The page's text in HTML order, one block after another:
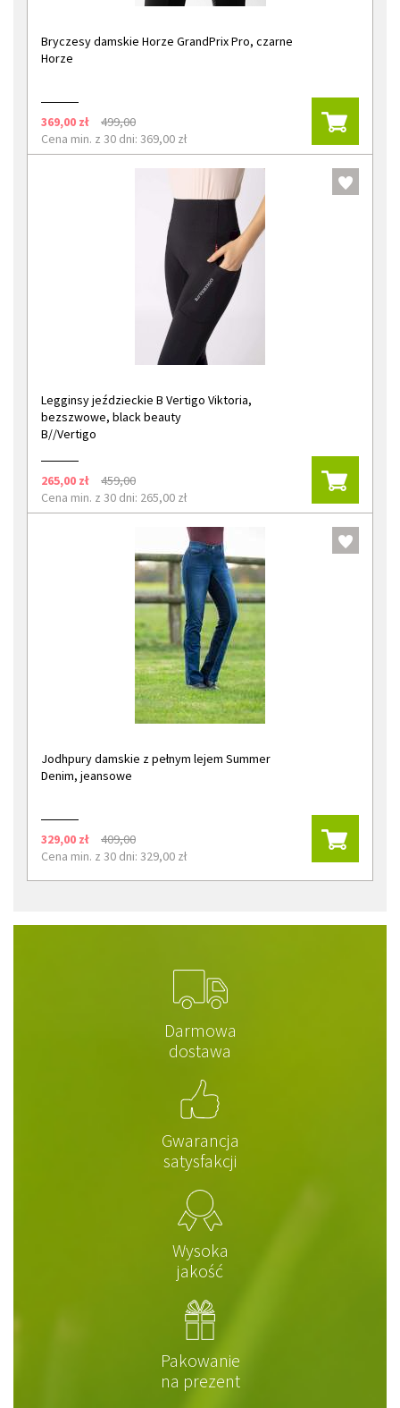
Bryczesy damskie Horze GrandPrix Pro, czarne
Horze
369,00 zł
499,00
Cena min. z 30 dni: 369,00 zł
Legginsy jeździeckie B Vertigo Viktoria,
bezszwowe, black beauty
B//Vertigo
265,00 zł
459,00
Cena min. z 30 dni: 265,00 zł
Jodhpury damskie z pełnym lejem Summer
Denim, jeansowe
329,00 zł
409,00
Cena min. z 30 dni: 329,00 zł
Darmowa
dostawa
Gwarancja
satysfakcji
Wysoka
jakość
Pakowanie
na prezent